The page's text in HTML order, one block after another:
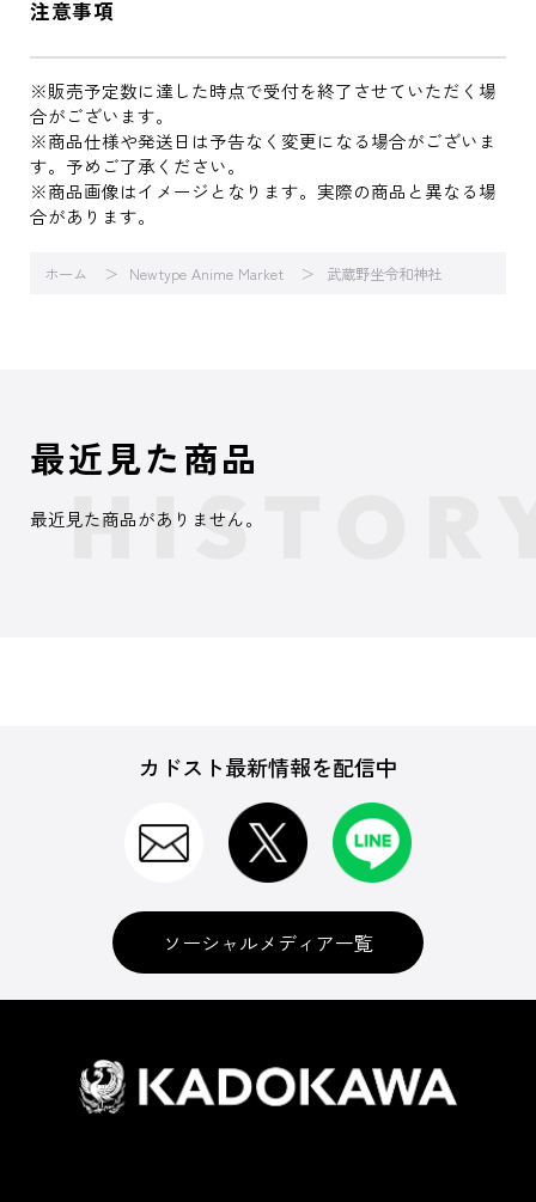
注意事項
※販売予定数に達した時点で受付を終了させていただく場
合がございます。
※商品仕様や発送日は予告なく変更になる場合がございま
す。予めご了承ください。
※商品画像はイメージとなります。実際の商品と異なる場
合があります。
ホーム Newtype Anime Market 武蔵野坐令和神社
最近見た商品
最近見た商品がありません。
カドスト最新情報を配信中
ソーシャルメディア一覧